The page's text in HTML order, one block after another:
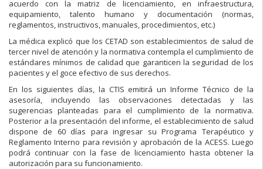
acuerdo con la matriz de licenciamiento, en infraestructura,
equipamiento, talento humano y documentación (normas,
reglamentos, instructivos, manuales, procedimientos, etc.)
La médica explicó que los CETAD son establecimientos de salud de
tercer nivel de atención y la normativa contempla el cumplimiento de
estándares mínimos de calidad que garanticen la seguridad de los
pacientes y el goce efectivo de sus derechos.
En los siguientes días, la CTIS emitirá un Informe Técnico de la
asesoría, incluyendo las observaciones detectadas y las
sugerencias planteadas para el cumplimiento de la normativa.
Posterior a la presentación del informe, el establecimiento de salud
dispone de 60 días para ingresar su Programa Terapéutico y
Reglamento Interno para revisión y aprobación de la ACESS. Luego
podrá continuar con la fase de licenciamiento hasta obtener la
autorización para su funcionamiento.